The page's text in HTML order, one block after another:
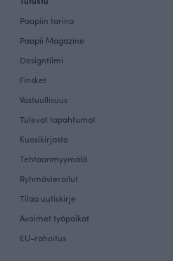
Paapiin tarina
Paapii Magazine
Designtiimi
Finsket
Vastuullisuus
Tulevat tapahtumat
Kuosikirjasto
Tehtaanmyymälä
Ryhmävierailut
Tilaa uutiskirje
Avoimet työpaikat
EU-rahoitus